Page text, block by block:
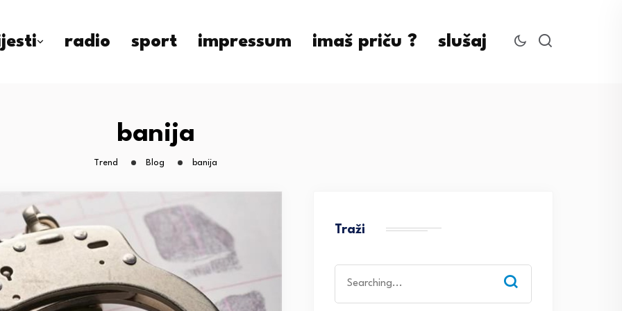
radio sport impressum imaš priču ? slušaj
banija
Trend Blog banija
Traži
for: